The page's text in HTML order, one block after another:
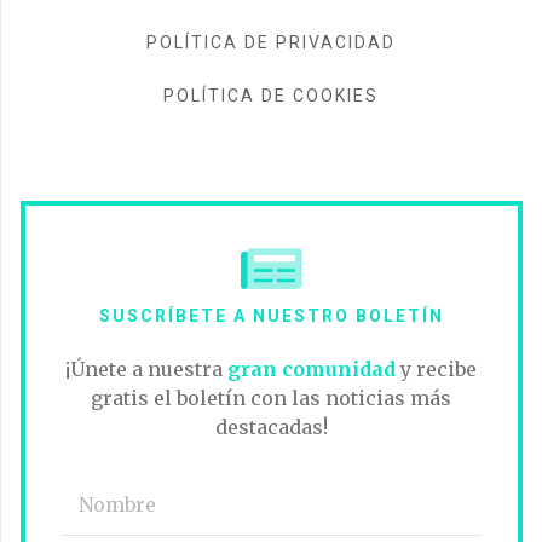
POLÍTICA DE PRIVACIDAD
POLÍTICA DE COOKIES
SUSCRÍBETE A NUESTRO BOLETÍN
¡Únete a nuestra gran comunidad y recibe
gratis el boletín con las noticias más
destacadas!